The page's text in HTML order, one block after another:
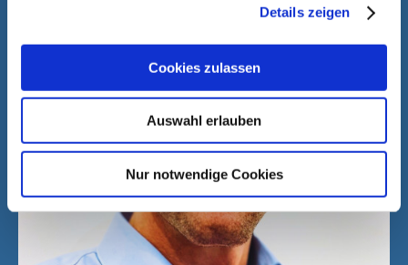
Details zeigen
Cookies zulassen
Auswahl erlauben
Nur notwendige Cookies